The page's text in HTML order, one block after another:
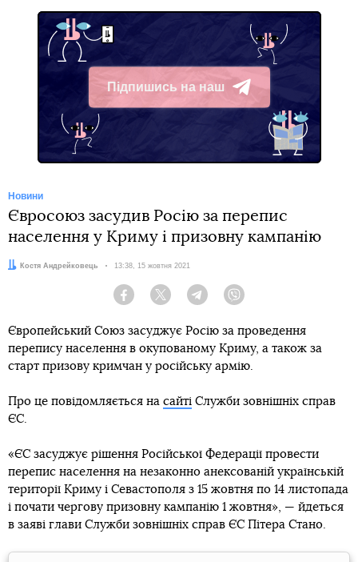
Підпишись на наш
Telegram
Новини
Євросоюз засудив Росію за перепис
населення у Криму і призовну кампанію
Автор:Костя Андрейковець Дата:
13:38, 15 жовтня 2021
Facebook Twitter Telegram
Європейський Союз засуджує Росію за проведення
перепису населення в окупованому Криму, а також за
старт призову кримчан у російську армію.
Про це повідомляється на сайті Служби зовнішніх справ
ЄС.
«ЄС засуджує рішення Російської Федерації провести
перепис населення на незаконно анексованій українській
території Криму і Севастополя з 15 жовтня по 14 листопада
і почати чергову призовну кампанію 1 жовтня», — йдеться
в заяві глави Служби зовнішніх справ ЄС Пітера Стано.